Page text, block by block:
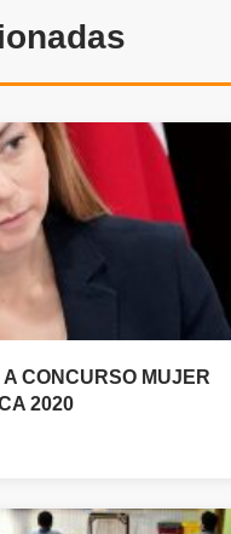
CONCURSO MUJER
2020